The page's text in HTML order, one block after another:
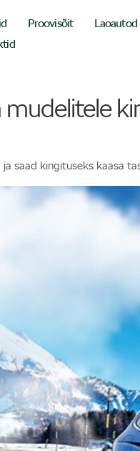
Proovisõit Laoautod
ja saad kingituseks kaasa